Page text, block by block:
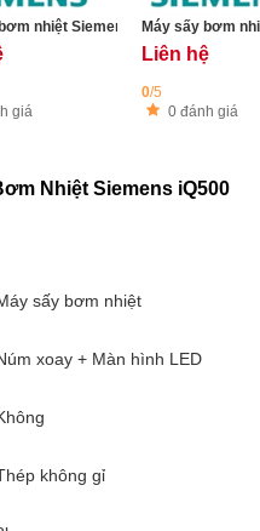
iQ500
nhiệt Siemens WQ46B2C0ES
giá
Máy sấy bơm
Liên hệ
0/5
0 đánh giá
Nhiệt Siemens iQ500
sấy bơm nhiệt
xoay + Màn hình LED
không gỉ